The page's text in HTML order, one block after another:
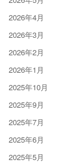
2026年4月
2026年3月
2026年2月
2026年1月
2025年10月
2025年9月
2025年7月
2025年6月
2025年5月